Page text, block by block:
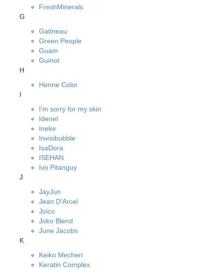
FreshMinerals
G
Gatineau
Green People
Guam
Guinot
H
Henne Color
I
I'm sorry for my skin
Idenel
Ineke
Invisibobble
IsaDora
ISEHAN
Ivo Pitanguy
J
JayJun
Jean D'Arcel
Joico
Joko Blend
June Jacobs
K
Keiko Mecheri
Keratin Complex